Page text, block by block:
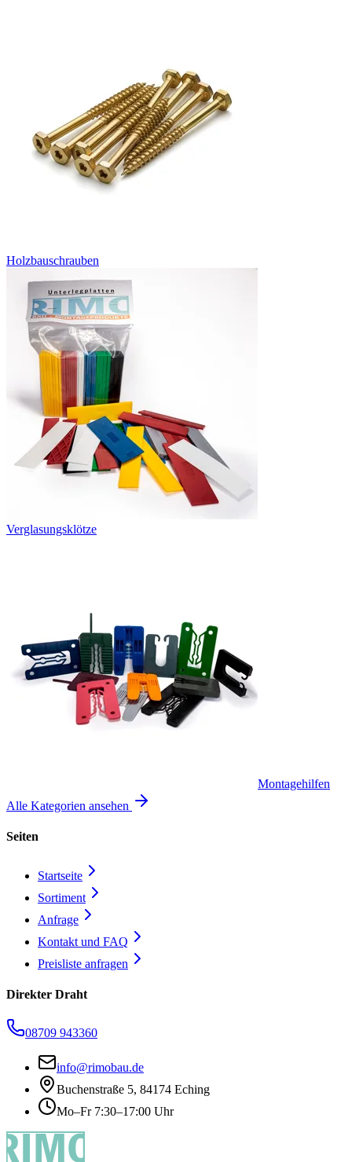
Holzbauschrauben
Verglasungsklötze
Montagehilfen
Alle Kategorien ansehen
Seiten
Startseite
Sortiment
Anfrage
Kontakt und FAQ
Preisliste anfragen
Direkter Draht
08709 943360
info@rimobau.de
Buchenstraße 5, 84174 Eching
Mo–Fr 7:30–17:00 Uhr